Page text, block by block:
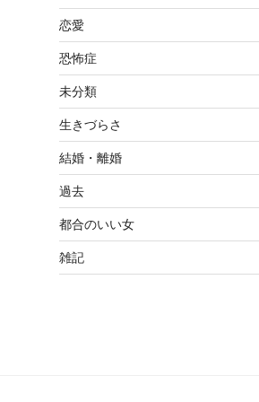
恋愛
恐怖症
未分類
生きづらさ
結婚・離婚
過去
都合のいい女
雑記